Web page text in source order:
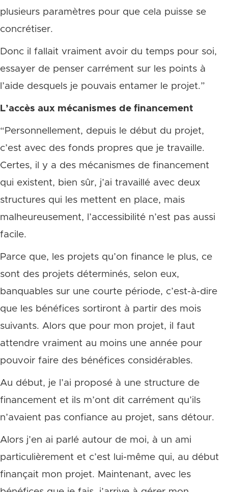
plusieurs paramètres pour que cela puisse se
concrétiser.
Donc il fallait vraiment avoir du temps pour soi,
essayer de penser carrément sur les points à
l’aide desquels je pouvais entamer le projet.”
L’accès aux mécanismes de financement
“Personnellement, depuis le début du projet,
c’est avec des fonds propres que je travaille.
Certes, il y a des mécanismes de financement
qui existent, bien sûr, j’ai travaillé avec deux
structures qui les mettent en place, mais
malheureusement, l’accessibilité n’est pas aussi
facile.
Parce que, les projets qu’on finance le plus, ce
sont des projets déterminés, selon eux,
banquables sur une courte période, c’est-à-dire
que les bénéfices sortiront à partir des mois
suivants. Alors que pour mon projet, il faut
attendre vraiment au moins une année pour
pouvoir faire des bénéfices considérables.
Au début, je l’ai proposé à une structure de
financement et ils m’ont dit carrément qu’ils
n’avaient pas confiance au projet, sans détour.
Alors j’en ai parlé autour de moi, à un ami
particulièrement et c’est lui-même qui, au début
finançait mon projet. Maintenant, avec les